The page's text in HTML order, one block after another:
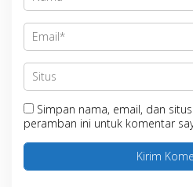
Simpan nama, email, dan
peramban ini untuk komentar